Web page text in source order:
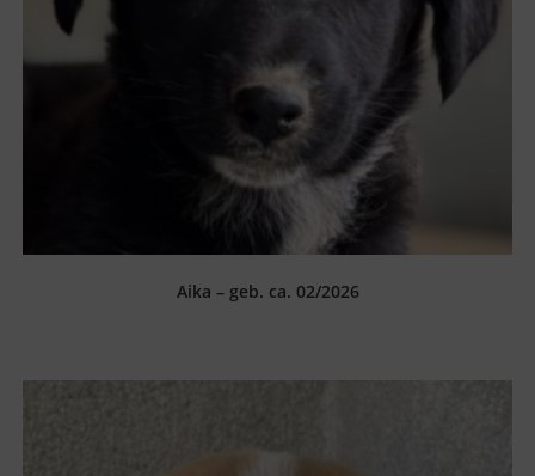
Aika – geb. ca. 02/2026